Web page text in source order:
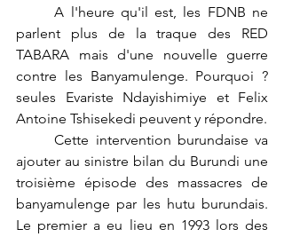
	A l'heure qu'il est, les FDNB ne
parlent plus de la traque des RED
TABARA mais d'une nouvelle guerre
contre les Banyamulenge. Pourquoi ?
seules Evariste Ndayishimiye et Felix
Antoine Tshisekedi peuvent y répondre.
	Cette intervention burundaise va
ajouter au sinistre bilan du Burundi une
troisième épisode des massacres de
banyamulenge par les hutu burundais.
Le premier a eu lieu en 1993 lors des